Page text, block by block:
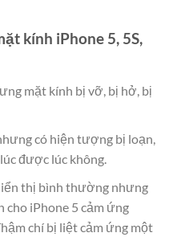
kính iPhone 5, 5S,
mặt kính bị vỡ, bị hở, bị
có hiện tượng bị loạn,
được lúc không.
thị bình thường nhưng
iPhone 5 cảm ứng
chí bị liệt cảm ứng một